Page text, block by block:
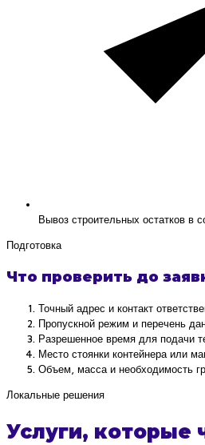
Вывоз строительных остатков в
Подготовка
Что проверить до
Точный адрес и контакт
Пропускной режим и перечень
Разрешенное время для подачи
Место стоянки контейнера или
Объем, масса и необходимость
Локальные решения
Услуги, которые